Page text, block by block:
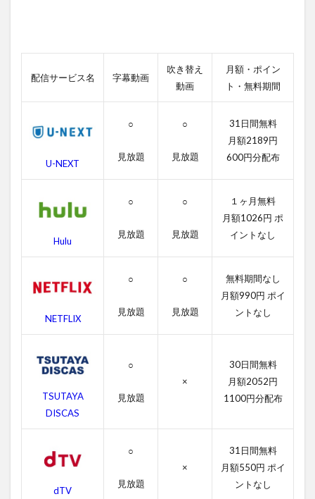
動
画
配
サ
ー
一
2
ム
ッ
ア
無
画
配信サービス名 字幕動画
吹き替え
動画
月額・ポイン
ト・無料期間
U-NEXT
○
見放題
○
見放題
31日間無料
月額2189円
600円分配布
Hulu
○
見放題
○
見放題
１ヶ月無料
月額1026円 ポ
イントなし
NETFLIX
○
見放題
○
見放題
無料期間なし
月額990円 ポイ
ントなし
TSUTAYA
DISCAS
○
見放題
×
30日間無料
月額2052円
1100円分配布
dTV
○
見放題
×
31日間無料
月額550円 ポイ
ントなし